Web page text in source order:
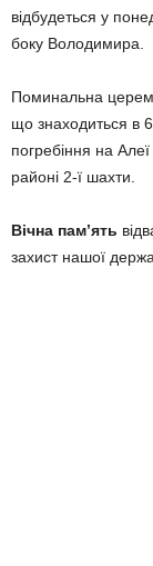
відбудеться у
боку Володимира.
Поминальна
що знаходиться в
погребіння на
районі 2-ї шахти.
Вічна пам’ять
захист нашої